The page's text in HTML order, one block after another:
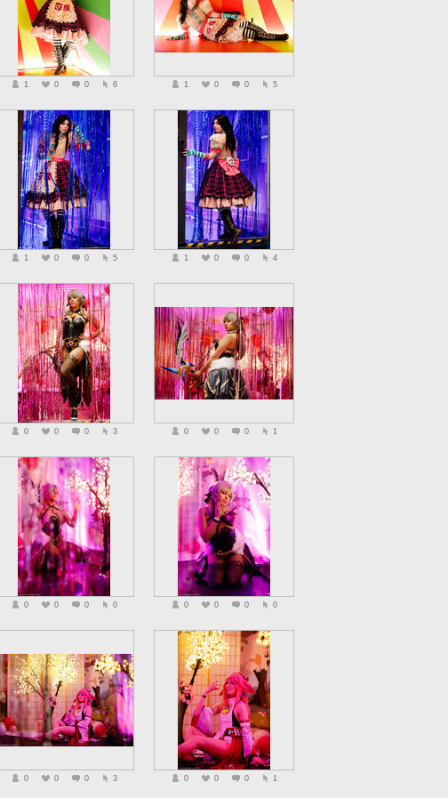
1 0 0 6 1 0 0 5
1 0 0 5 1 0 0 4
0 0 0 3 0 0 0 1
0 0 0 0 0 0 0 0
0 0 0 3 0 0 0 1